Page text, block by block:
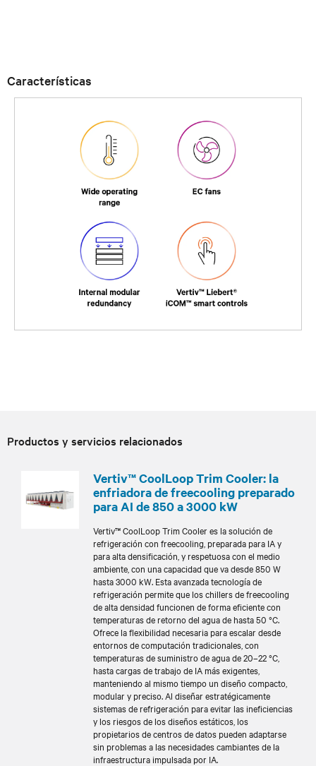
Características
Productos y servicios relacionados
Vertiv™ CoolLoop Trim Cooler: la
enfriadora de freecooling preparado
para AI de 850 a 3000 kW
Vertiv™ CoolLoop Trim Cooler es la solución de
refrigeración con freecooling, preparada para IA y
para alta densificación, y respetuosa con el medio
ambiente, con una capacidad que va desde 850 W
hasta 3000 kW. Esta avanzada tecnología de
refrigeración permite que los chillers de freecooling
de alta densidad funcionen de forma eficiente con
temperaturas de retorno del agua de hasta 50 °C.
Ofrece la flexibilidad necesaria para escalar desde
entornos de computación tradicionales, con
temperaturas de suministro de agua de 20–22 °C,
hasta cargas de trabajo de IA más exigentes,
manteniendo al mismo tiempo un diseño compacto,
modular y preciso. Al diseñar estratégicamente
sistemas de refrigeración para evitar las ineficiencias
y los riesgos de los diseños estáticos, los
propietarios de centros de datos pueden adaptarse
sin problemas a las necesidades cambiantes de la
infraestructura impulsada por IA.